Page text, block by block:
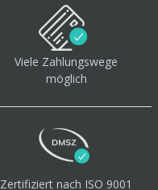
Viele Zahlungswege
möglich
Zertifiziert nach ISO 9001